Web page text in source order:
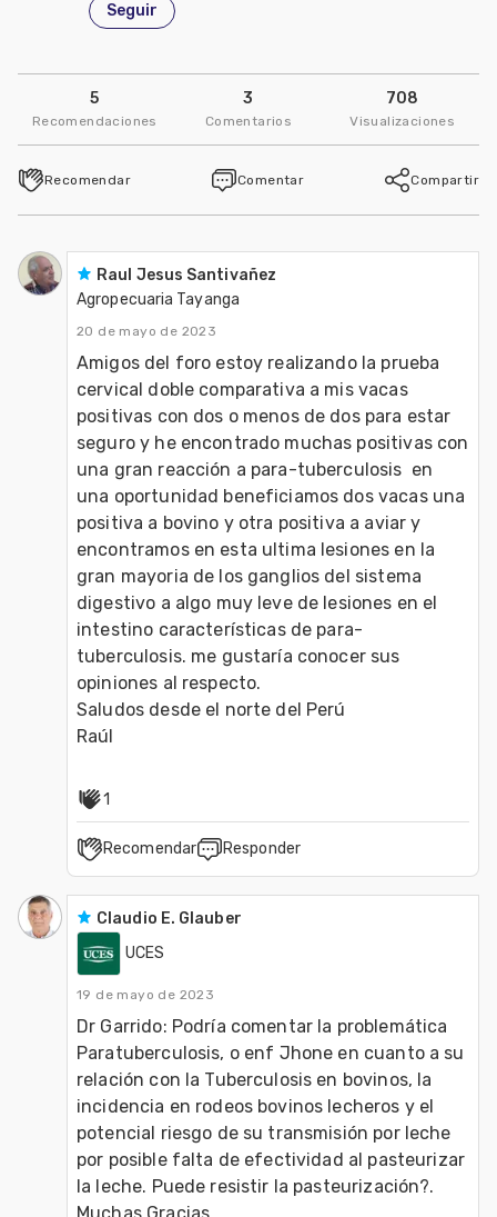
Seguir
5
Recomendaciones
3
Comentarios
708
Visualizaciones
Recomendar Comentar Compartir
Raul Jesus Santivañez
Agropecuaria Tayanga
20 de mayo de 2023
Amigos del foro estoy realizando la prueba
cervical doble comparativa a mis vacas
positivas con dos o menos de dos para estar
seguro y he encontrado muchas positivas con
una gran reacción a para-tuberculosis  en
una oportunidad beneficiamos dos vacas una
positiva a bovino y otra positiva a aviar y
encontramos en esta ultima lesiones en la
gran mayoria de los ganglios del sistema
digestivo a algo muy leve de lesiones en el
intestino características de para-
tuberculosis. me gustaría conocer sus
opiniones al respecto.
Saludos desde el norte del Perú
Raúl
1
Recomendar Responder
Claudio E. Glauber
UCES
19 de mayo de 2023
Dr Garrido: Podría comentar la problemática
Paratuberculosis, o enf Jhone en cuanto a su
relación con la Tuberculosis en bovinos, la
incidencia en rodeos bovinos lecheros y el
potencial riesgo de su transmisión por leche
por posible falta de efectividad al pasteurizar
la leche. Puede resistir la pasteurización?.